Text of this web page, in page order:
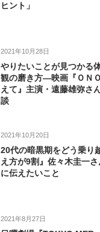
ヒント」
2021年10月28日
やりたいことが見つかる
観の磨き方―映画『ＯＮ
えて』主演・遠藤雄弥さ
談
2021年10月20日
20代の暗黒期をどう乗り
え方が9割』佐々木圭一
に伝えたいこと
2021年8月27日